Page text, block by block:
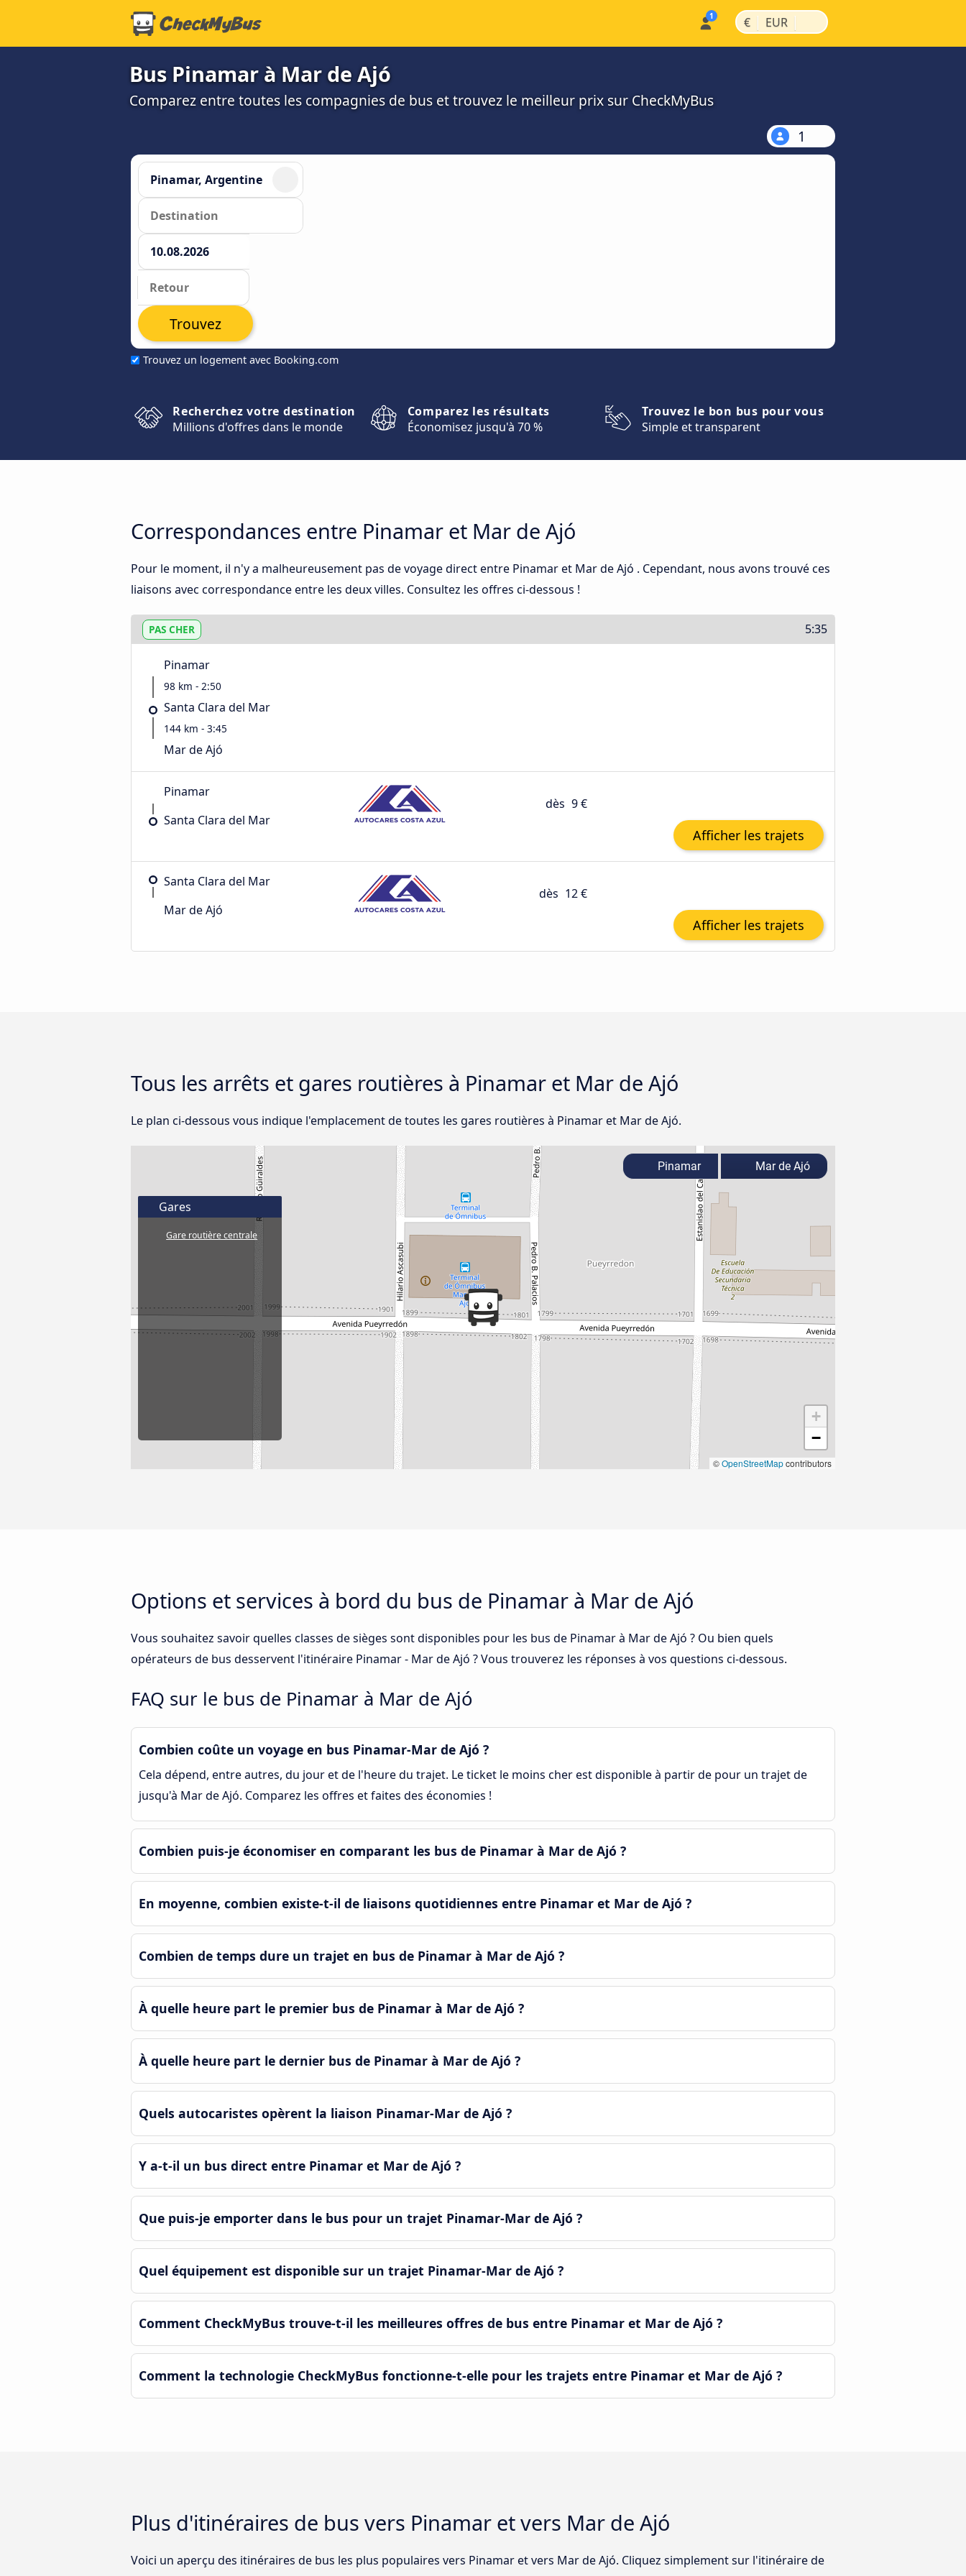
€ | EUR |
Bus Pinamar à Mar de Ajó
Comparez entre toutes les compagnies de bus et trouvez le meilleur prix sur CheckMyBus
1
Trouvez un logement avec Booking.com
Trouvez
Recherchez votre destination
Millions d'offres dans le monde
Comparez les résultats
Économisez jusqu'à 70 %
Trouvez le bon bus pour vous
Simple et transparent
Correspondances entre Pinamar et Mar de Ajó
Pour le moment, il n'y a malheureusement pas de voyage direct entre Pinamar et Mar de Ajó . Cependant, nous avons trouvé ces
liaisons avec correspondance entre les deux villes. Consultez les offres ci-dessous !
PAS CHER 5:35
Pinamar
98 km - 2:50
Santa Clara del Mar
144 km - 3:45
Mar de Ajó
Pinamar
Santa Clara del Mar
dès 9 €
Afficher les trajets
Santa Clara del Mar
Mar de Ajó
dès 12 €
Afficher les trajets
Tous les arrêts et gares routières à Pinamar et Mar de Ajó
Le plan ci-dessous vous indique l'emplacement de toutes les gares routières à Pinamar et Mar de Ajó.
+
−
©OpenStreetMapcontributors
Gares
Gare routière centrale
Pinamar Mar de Ajó
Options et services à bord du bus de Pinamar à Mar de Ajó
Vous souhaitez savoir quelles classes de sièges sont disponibles pour les bus de Pinamar à Mar de Ajó ? Ou bien quels
opérateurs de bus desservent l'itinéraire Pinamar - Mar de Ajó ? Vous trouverez les réponses à vos questions ci-dessous.
FAQ sur le bus de Pinamar à Mar de Ajó
Combien coûte un voyage en bus Pinamar-Mar de Ajó ?
Cela dépend, entre autres, du jour et de l'heure du trajet. Le ticket le moins cher est disponible à partir de pour un trajet de
jusqu'à Mar de Ajó. Comparez les offres et faites des économies !
Combien puis-je économiser en comparant les bus de Pinamar à Mar de Ajó ?
En moyenne, combien existe-t-il de liaisons quotidiennes entre Pinamar et Mar de Ajó ?
Combien de temps dure un trajet en bus de Pinamar à Mar de Ajó ?
À quelle heure part le premier bus de Pinamar à Mar de Ajó ?
À quelle heure part le dernier bus de Pinamar à Mar de Ajó ?
Quels autocaristes opèrent la liaison Pinamar-Mar de Ajó ?
Y a-t-il un bus direct entre Pinamar et Mar de Ajó ?
Que puis-je emporter dans le bus pour un trajet Pinamar-Mar de Ajó ?
Quel équipement est disponible sur un trajet Pinamar-Mar de Ajó ?
Comment CheckMyBus trouve-t-il les meilleures offres de bus entre Pinamar et Mar de Ajó ?
Comment la technologie CheckMyBus fonctionne-t-elle pour les trajets entre Pinamar et Mar de Ajó ?
Plus d'itinéraires de bus vers Pinamar et vers Mar de Ajó
Voici un aperçu des itinéraires de bus les plus populaires vers Pinamar et vers Mar de Ajó. Cliquez simplement sur l'itinéraire de